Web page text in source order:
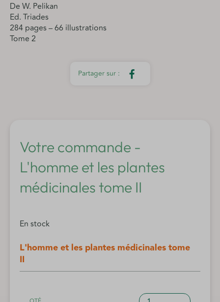
De W. Pelikan
Ed. Triades
284 pages – 66 illustrations
Tome 2
Votre commande -
L'homme et les plantes
médicinales tome II
En stock
L'homme et les plantes médicinales tome
II
quantité